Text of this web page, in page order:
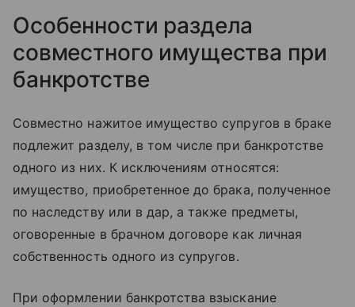
Особенности раздела
совместного имущества при
банкротстве
Совместно нажитое имущество супругов в браке
подлежит разделу, в том числе при банкротстве
одного из них. К исключениям относятся:
имущество, приобретенное до брака, полученное
по наследству или в дар, а также предметы,
оговоренные в брачном договоре как личная
собственность одного из супругов.
При оформлении банкротства взыскание